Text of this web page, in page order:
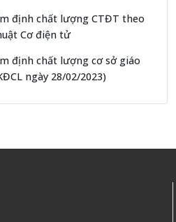
định chất lượng CTĐT theo
Cơ điện tử
định chất lượng cơ sở giáo
ngày 28/02/2023)